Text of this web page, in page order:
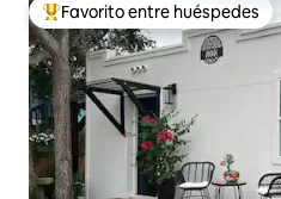
De los mejores en Favorito
Favorito entre huéspedes